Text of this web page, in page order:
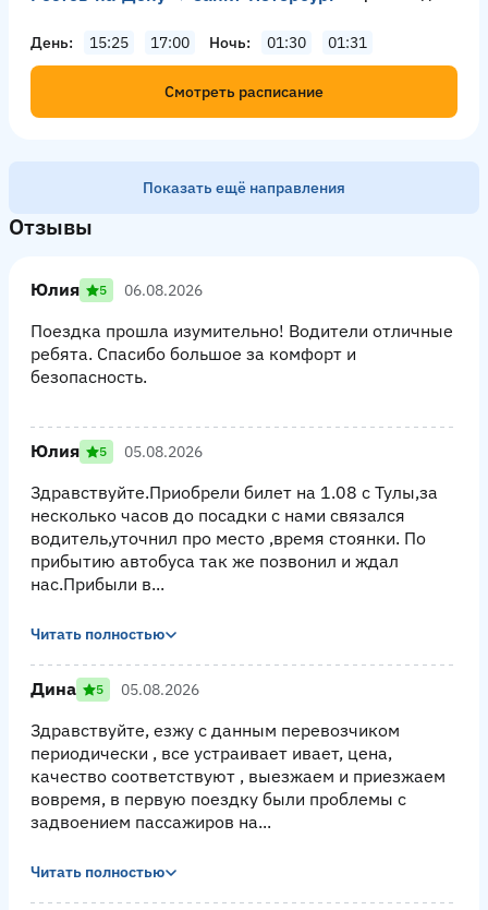
День 15:25 17:00 Ночь 01:30 01:31
Смотреть расписание
Показать ещё направления
Отзывы
Юлия 5 06.08.2026
Поездка прошла изумительно! Водители отличные
ребята. Спасибо большое за комфорт и
безопасность.
Юлия 5 05.08.2026
Здравствуйте.Приобрели билет на 1.08 с Тулы,за
несколько часов до посадки с нами связался
водитель,уточнил про место ,время стоянки. По
прибытию автобуса так же позвонил и ждал
нас.Прибыли в...
Читать полностью
Дина 5 05.08.2026
Здравствуйте, езжу с данным перевозчиком
периодически , все устраивает ивает, цена,
качество соответствуют , выезжаем и приезжаем
вовремя, в первую поездку были проблемы с
задвоением пассажиров на...
Читать полностью